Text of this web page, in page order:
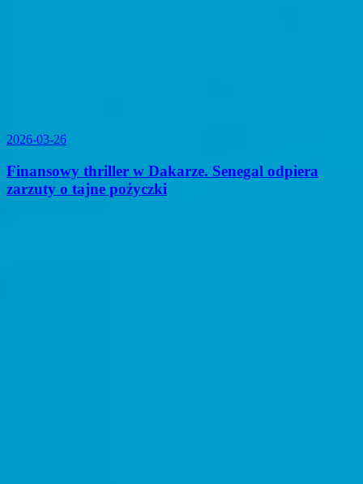
2026-03-26
Finansowy thriller w Dakarze. Senegal odpiera
zarzuty o tajne pożyczki